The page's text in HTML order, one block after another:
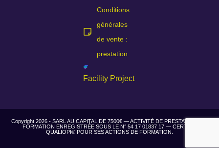
Conditions
générales
de vente :
prestation
Facility Project
Copyright 2026 - SARL AU CAPITAL DE 7500€ — ACTIVITÉ DE PRESTATAIRE DE
FORMATION ENREGISTRÉE SOUS LE N° 54 17 01837 17 — CERTIFIÉ
QUALIOPI® POUR SES ACTIONS DE FORMATION.